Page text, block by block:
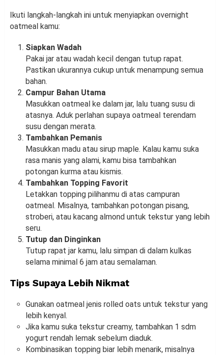
Ikuti langkah-langkah ini untuk menyiapkan overnight
oatmeal kamu:
Siapkan Wadah
Pakai jar atau wadah kecil dengan tutup rapat.
Pastikan ukurannya cukup untuk menampung semua
bahan.
Campur Bahan Utama
Masukkan oatmeal ke dalam jar, lalu tuang susu di
atasnya. Aduk perlahan supaya oatmeal terendam
susu dengan merata.
Tambahkan Pemanis
Masukkan madu atau sirup maple. Kalau kamu suka
rasa manis yang alami, kamu bisa tambahkan
potongan kurma atau kismis.
Tambahkan Topping Favorit
Letakkan topping pilihanmu di atas campuran
oatmeal. Misalnya, tambahkan potongan pisang,
stroberi, atau kacang almond untuk tekstur yang lebih
seru.
Tutup dan Dinginkan
Tutup rapat jar kamu, lalu simpan di dalam kulkas
selama minimal 6 jam atau semalaman.
Tips Supaya Lebih Nikmat
Gunakan oatmeal jenis rolled oats untuk tekstur yang
lebih kenyal.
Jika kamu suka tekstur creamy, tambahkan 1 sdm
yogurt rendah lemak sebelum diaduk.
Kombinasikan topping biar lebih menarik, misalnya